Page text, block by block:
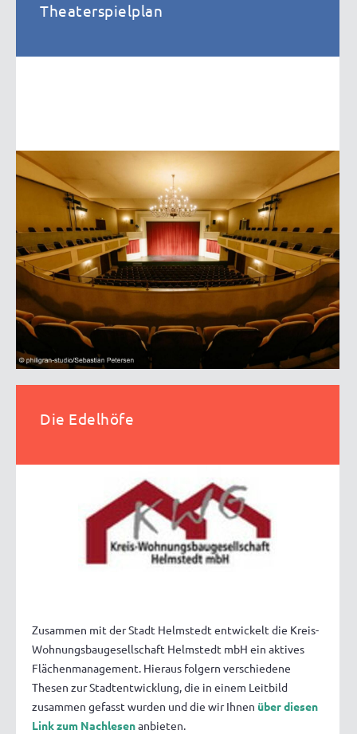
Theaterspielplan
Die Edelhöfe
Zusammen mit der Stadt Helmstedt entwickelt die Kreis-
Wohnungsbaugesellschaft Helmstedt mbH ein aktives
Flächenmanagement. Hieraus folgern verschiedene
Thesen zur Stadtentwicklung, die in einem Leitbild
zusammen gefasst wurden und die wir Ihnen über diesen
Link zum Nachlesenanbieten.